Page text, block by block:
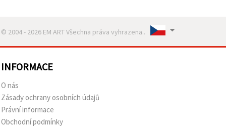
© 2004 - 2026 EM ART Všechna práva vyhrazena..
INFORMACE
O nás
Zásady ochrany osobních údajů
Právní informace
Obchodní podmínky